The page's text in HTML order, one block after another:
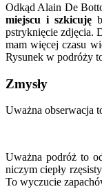
Odkąd Alain De
miejscu i szkicuję
pstryknięcie zdjęcia.
mam więcej czasu
Rysunek w podróży
Zmysły
Uważna obserwacja
Uważna podróż to
niczym ciepły
To wyczucie